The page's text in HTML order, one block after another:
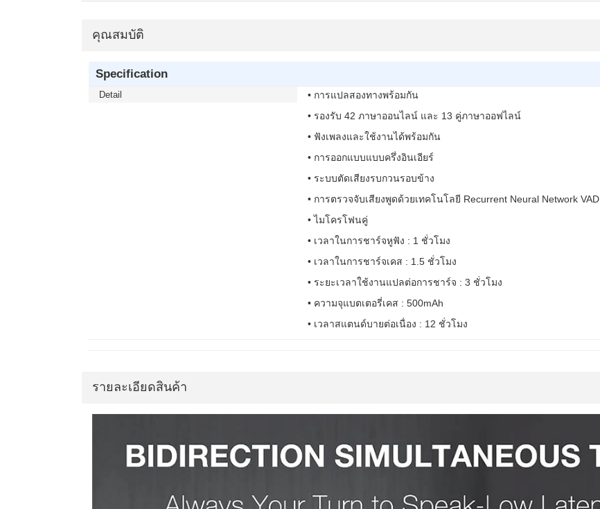
คุณสมบัติ
Specification
Detail
• การแปลสองทางพร้อมกัน
• รองรับ 42 ภาษาออนไลน์ และ 13 คู่ภาษาออฟไลน์
• ฟังเพลงและใช้งานได้พร้อมกัน
• การออกแบบแบบครึ่งอินเอียร์
• ระบบตัดเสียงรบกวนรอบข้าง
• การตรวจจับเสียงพูดด้วยเทคโนโลยี Recurrent Neural Network VAD
• ไมโครโฟนคู่
• เวลาในการชาร์จหูฟัง : 1 ชั่วโมง
• เวลาในการชาร์จเคส : 1.5 ชั่วโมง
• ระยะเวลาใช้งานแปลต่อการชาร์จ : 3 ชั่วโมง
• ความจุแบตเตอรี่เคส : 500mAh
• เวลาสแตนด์บายต่อเนื่อง : 12 ชั่วโมง
รายละเอียดสินค้า